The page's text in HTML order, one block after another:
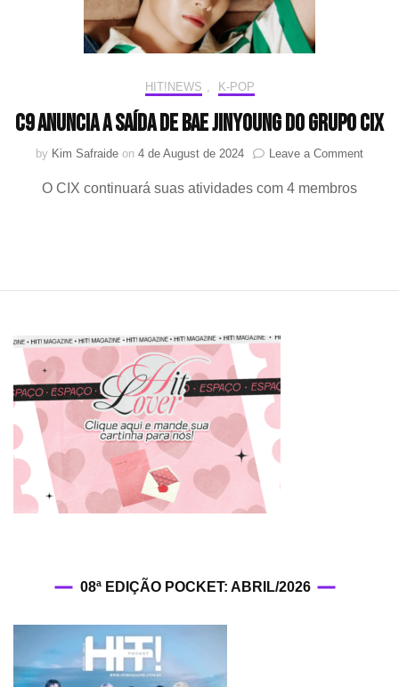
de
álbuns,
GO
1:
GO
Together
HIT!NEWS , K-POP
C9 anuncia a saída de Bae Jinyoung do grupo CIX
by Kim Safraide on 4 de August de 2024 Leave a Commenton
do
O CIX continuará suas atividades com 4 membros
08ª EDIÇÃO POCKET: ABRIL/2026